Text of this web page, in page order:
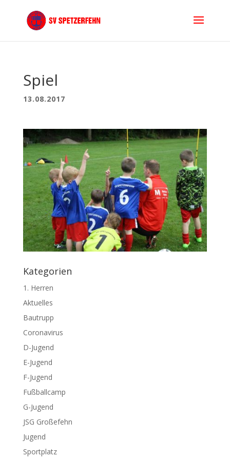
Spiel
13.08.2017
Kategorien
1. Herren
Aktuelles
Bautrupp
Coronavirus
D-Jugend
E-Jugend
F-Jugend
Fußballcamp
G-Jugend
JSG Großefehn
Jugend
Sportplatz